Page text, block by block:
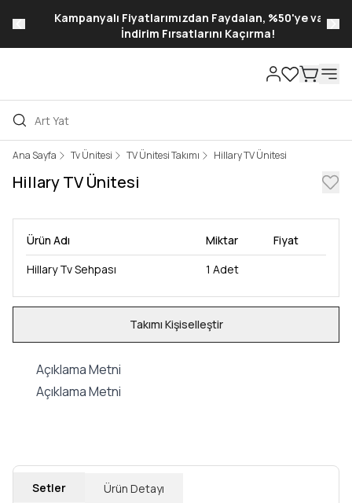
Kampanyalı Fiyatlarımızdan Faydalan, %50'ye varan
İndirim Fırsatlarını Kaçırma!
Ana Sayfa Tv Ünitesi TV Ünitesi Takımı Hillary TV Ünitesi
Hillary TV Ünitesi
Ürün Adı Miktar
Fiyat
Hillary Tv Sehpası
1 Adet
Takımı Kişiselleştir
Açıklama Metni
Açıklama Metni
Setler Ürün Detayı